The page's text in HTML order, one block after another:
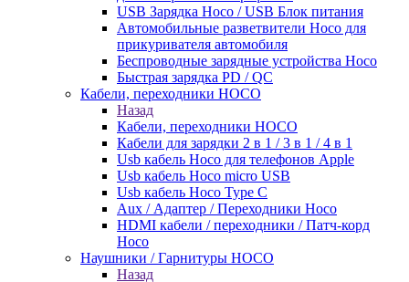
USB Зарядка Hoco / USB Блок питания
Автомобильные разветвители Hoco для
прикуривателя автомобиля
Беспроводные зарядные устройства Hoco
Быстрая зарядка PD / QC
Кабели, переходники HOCO
Назад
Кабели, переходники HOCO
Кабели для зарядки 2 в 1 / 3 в 1 / 4 в 1
Usb кабель Hoco для телефонов Apple
Usb кабель Hoco micro USB
Usb кабель Hoco Type C
Aux / Адаптер / Переходники Hoco
HDMI кабели / переходники / Патч-корд
Hoco
Наушники / Гарнитуры HOCO
Назад